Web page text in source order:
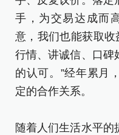
手，为交易达成而
意，我们也能获取收
行情、讲诚信、口碑
的认可。”经年累月
定的合作关系。
随着人们生活水平的